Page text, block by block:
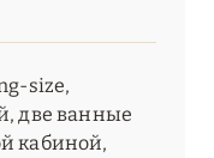
size,
две ванные
кабиной,